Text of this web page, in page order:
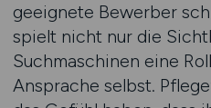
geeignete Bewerber
spielt nicht nur die
Suchmaschinen eine
Ansprache selbst.